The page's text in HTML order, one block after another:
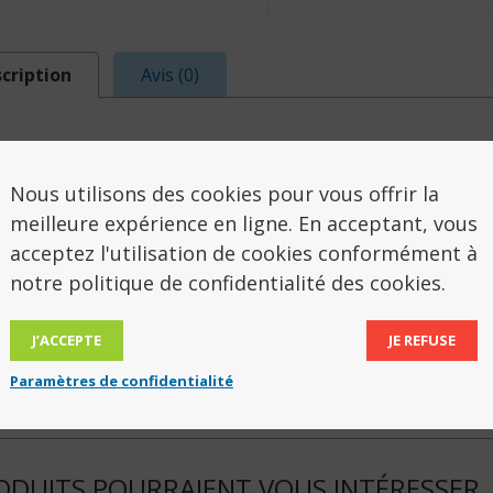
Avis (0)
stop chute amortit les chocs en cas de chute.
il faut 2 tapis pour couvrir toute la longueur
les repères. Tissu enduit polyuréthane
au feu M1.
d’un tapis : 100 x 75 x 2 cm.
Nous utilisons des cookies pour vous offrir la
meilleure expérience en ligne. En acceptant, vous
acceptez l'utilisation de cookies conformément à
notre politique de confidentialité des cookies.
J’ACCEPTE JE REFUSE
Paramètres de confidentialité